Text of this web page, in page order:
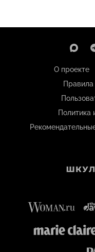
О проекте
Правила
Политика